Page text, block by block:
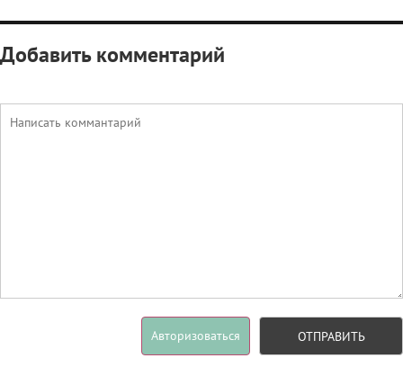
Добавить комментарий
Авторизоваться ОТПРАВИТЬ